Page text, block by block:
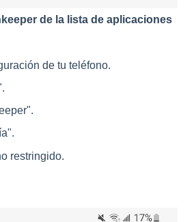
de la lista de aplicaciones
de tu teléfono.
restringido.